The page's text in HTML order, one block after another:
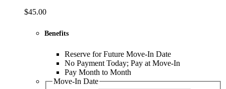
$45.00
Benefits
Reserve for Future Move-In Date
No Payment Today; Pay at Move-In
Pay Month to Month
Move-In Date